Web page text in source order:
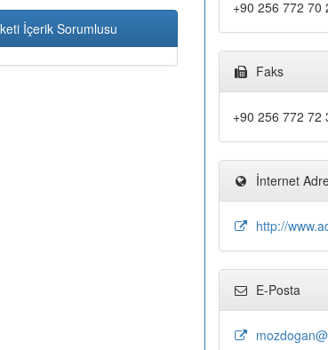
İçerik Sorumlusu
+90 256 772 70
Faks
+90 256 772 72
İnternet
http://
E-Posta